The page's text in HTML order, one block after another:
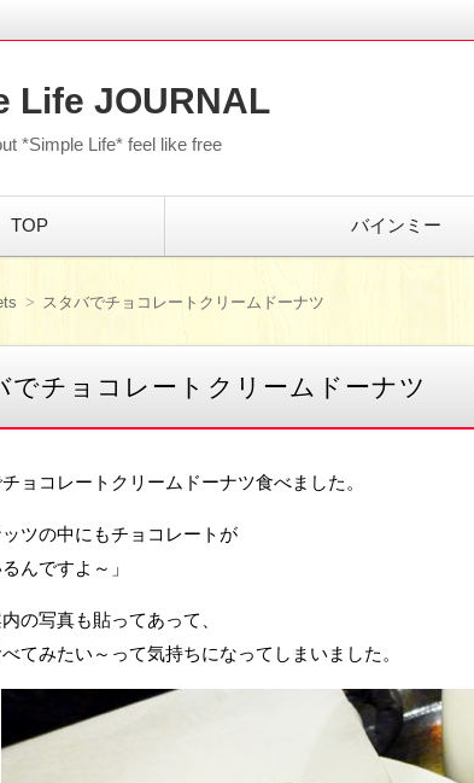
Life JOURNAL
*Simple Life* feel like free
TOP バインミー
スタバでチョコレートクリームドーナツ
でチョコレートクリームドーナツ
ョコレートクリームドーナツ食べました。
ッツの中にもチョコレートが
んですよ～」
の写真も貼ってあって、
てみたい～って気持ちになってしまいました。